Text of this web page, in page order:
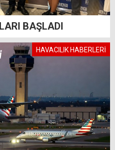
BAŞLADI
HAVACILIK HABERLERİ